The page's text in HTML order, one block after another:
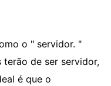
o " servidor. "
terão de ser servidor,
é que o